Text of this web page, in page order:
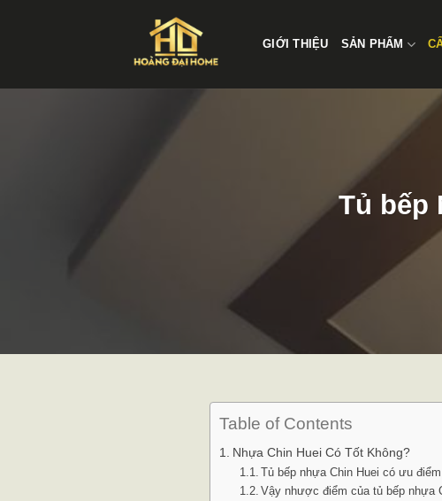
GIỚI THIỆU SẢN PHẨM
Tủ bếp
Table of Contents
Nhựa Chin Huei Có Tốt Không?
Tủ bếp nhựa Chin Huei có ưu
Vậy nhược điểm của tủ bếp nhựa